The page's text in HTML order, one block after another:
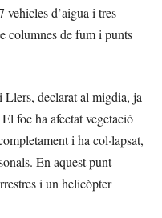
vehicles d’aigua i tres
columnes de fum i punts
Llers, declarat al migdia, ja
foc ha afectat vegetació
i ha col·lapsat,
En aquest punt
i un helicòpter